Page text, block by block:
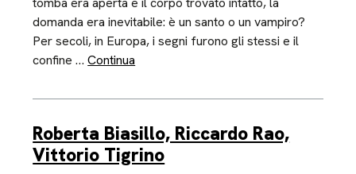
domanda era inevitabile: è un santo o un vampiro?
Per secoli, in Europa, i segni furono gli stessi e il
confine …Continua
Roberta Biasillo, Riccardo Rao,
Vittorio Tigrino